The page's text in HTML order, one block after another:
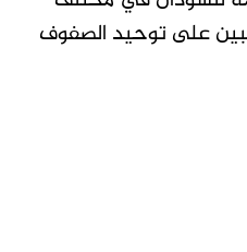
على توحيد الصفوف